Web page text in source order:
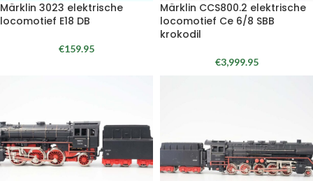
Märklin 3023 elektrische
locomotief E18 DB
€159.95
Märklin CCS800.2 elektrische
locomotief Ce 6/8 SBB
krokodil
€3,999.95